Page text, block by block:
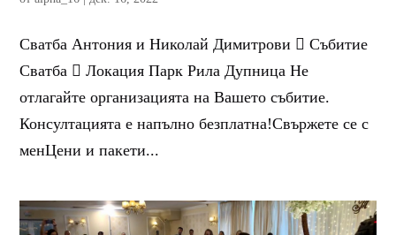
Сватба Антония и Николай Димитрови  Събитие
Сватба  Локация Парк Рила Дупница Не
отлагайте организацията на Вашето събитие.
Консултацията е напълно безплатна!Свържете се с
менЦени и пакети...